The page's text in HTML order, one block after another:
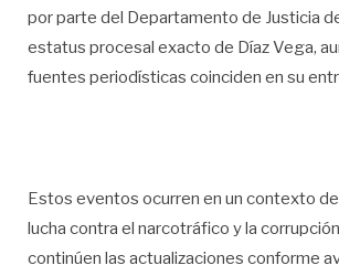
por parte del Departamento de Justicia
estatus procesal exacto de Díaz Vega,
fuentes periodísticas coinciden en su
Estos eventos ocurren en un contexto
lucha contra el narcotráfico y la
continúen las actualizaciones conforme